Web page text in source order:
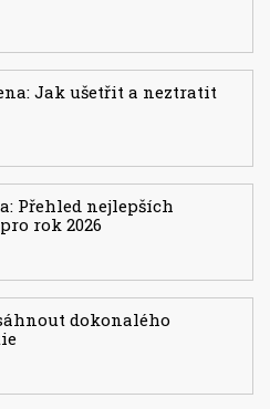
Jak ušetřit a neztratit
Přehled nejlepších
rok 2026
dokonalého